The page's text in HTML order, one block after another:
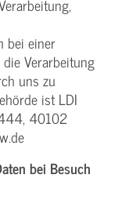
bei einer
Verarbeitung
uns zu
ist LDI
40102
bei Besuch